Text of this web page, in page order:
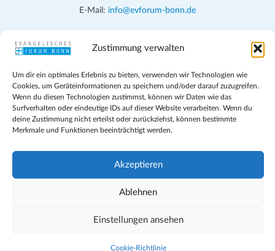
Zustimmung verwalten
Um dir ein optimales Erlebnis zu bieten, verwenden wir Technologien wie
Cookies, um Geräteinformationen zu speichern und/oder darauf zuzugreifen.
Wenn du diesen Technologien zustimmst, können wir Daten wie das
Surfverhalten oder eindeutige IDs auf dieser Website verarbeiten. Wenn du
deine Zustimmung nicht erteilst oder zurückziehst, können bestimmte
Merkmale und Funktionen beeinträchtigt werden.
Akzeptieren
Ablehnen
Einstellungen ansehen
Cookie-Richtlinie
E-Mail: info@evforum-bonn.de
Veranstaltungen und den Angeboten vor Ort auf Grundfragen des
eingehen, zu offener Begegnung und ehrlicher Auseinandersetzung
anregen und mithelfen, aus der Verheißung des Evangeliums heraus
im individuellen und gesellschaftlichen Leben verantwortlich zu
denken, zu reden und zu handeln.
Datenschutz
Teilnahmebedingungen
Evangelische Kirche in Bonn
Geschäftsbedingungen